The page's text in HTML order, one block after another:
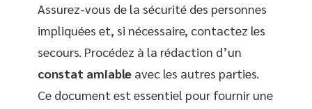
Assurez-vous de la sécurité des personnes
impliquées et, si nécessaire, contactez les
secours. Procédez à la rédaction d’un
constat amiable avec les autres parties.
Ce document est essentiel pour fournir une